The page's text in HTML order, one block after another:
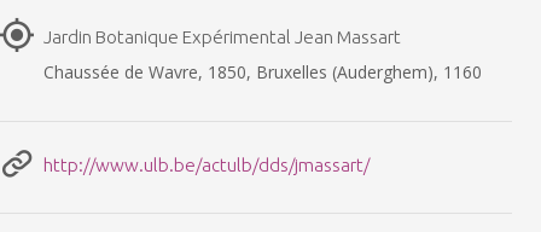
Jardin Botanique Expérimental Jean Massart
Chaussée de Wavre, 1850, Bruxelles (Auderghem), 1160
http://www.ulb.be/actulb/dds/jmassart/